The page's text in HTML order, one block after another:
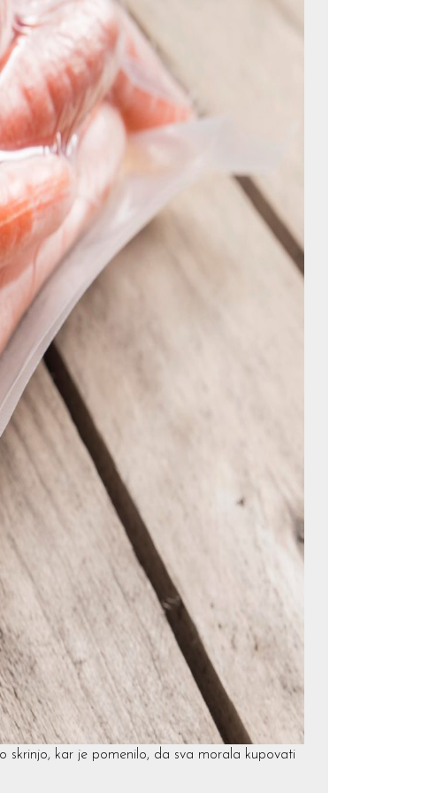
skrinjo, kar je pomenilo, da sva morala kupovati